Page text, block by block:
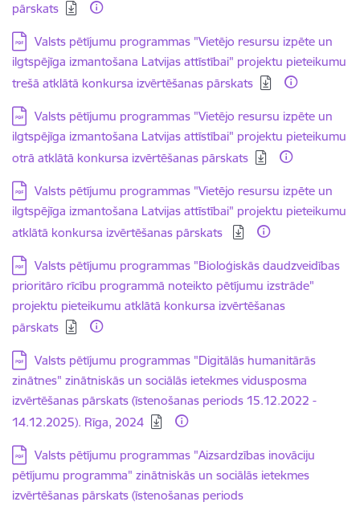
pārskats
Lejupielādēt:
Valsts pētījumu programmas "Vietējo resursu izpēte un
ilgtspējīga izmantošana Latvijas attīstībai" projektu pieteikumu
trešā atklātā konkursa izvērtēšanas pārskats
Lejupielādēt:
Valsts pētījumu programmas "Vietējo resursu izpēte un
ilgtspējīga izmantošana Latvijas attīstībai" projektu pieteikumu
otrā atklātā konkursa izvērtēšanas pārskats
Lejupielādēt:
Valsts pētījumu programmas "Vietējo resursu izpēte un
ilgtspējīga izmantošana Latvijas attīstībai" projektu pieteikumu
atklātā konkursa izvērtēšanas pārskats
Lejupielādēt:
Valsts pētījumu programmas "Bioloģiskās daudzveidības
prioritāro rīcību programmā noteikto pētījumu izstrāde"
projektu pieteikumu atklātā konkursa izvērtēšanas
pārskats
Lejupielādēt:
Valsts pētījumu programmas "Digitālās humanitārās
zinātnes" zinātniskās un sociālās ietekmes vidusposma
izvērtēšanas pārskats (īstenošanas periods 15.12.2022 -
14.12.2025). Rīga, 2024
Lejupielādēt:
Valsts pētījumu programmas "Aizsardzības inovāciju
pētījumu programma" zinātniskās un sociālās ietekmes
izvērtēšanas pārskats (īstenošanas periods